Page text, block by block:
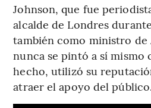
Johnson, que fue
alcalde de Londres
también como ministro de
nunca se pintó a sí mismo
hecho, utilizó su
atraer el apoyo del